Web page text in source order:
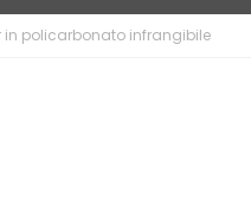
in policarbonato infrangibile